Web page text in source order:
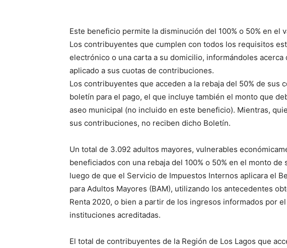
Este beneficio permite la disminución del 100% o 50% en el
Los contribuyentes que cumplen con todos los requisitos
electrónico o una carta a su domicilio, informándoles
aplicado a sus cuotas de contribuciones.
Los contribuyentes que acceden a la rebaja del 50% de sus
boletín para el pago, el que incluye también el monto que
aseo municipal (no incluido en este beneficio). Mientras,
sus contribuciones, no reciben dicho Boletín.
Un total de 3.092 adultos mayores, vulnerables
beneficiados con una rebaja del 100% o 50% en el monto
luego de que el Servicio de Impuestos Internos aplicara el
para Adultos Mayores (BAM), utilizando los antecedentes
Renta 2020, o bien a partir de los ingresos informados por
instituciones acreditadas.
El total de contribuyentes de la Región de Los Lagos que